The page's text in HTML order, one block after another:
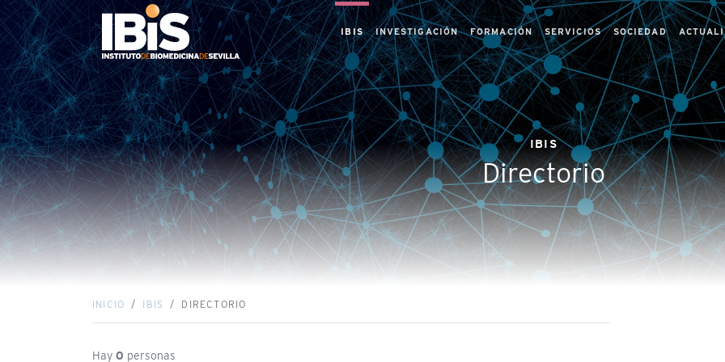
IBIS INVESTIGACIÓN FORMACIÓN SERVICIOS SOCIEDAD
IBIS
Directorio
INICIO IBIS DIRECTORIO
Hay 0 personas